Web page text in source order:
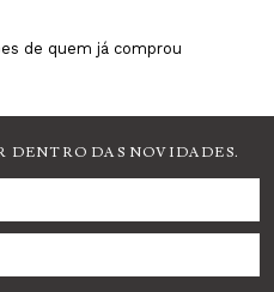
de quem já comprou
DENTRO DAS NOVIDADES.